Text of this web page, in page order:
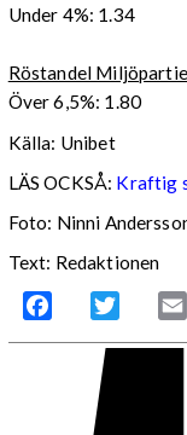
Under 4%: 1.34
Röstandel
Över 6,5%: 1.80
Källa: Unibet
LÄS OCKSÅ: Kraftig
Foto: Ninni
Text: Redaktionen
Facebook Twitter